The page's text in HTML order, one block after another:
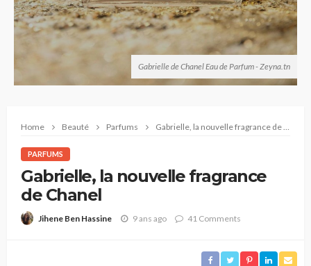
Gabrielle de Chanel Eau de Parfum - Zeyna.tn
Home Beauté Parfums Gabrielle, la nouvelle fragrance de Chanel
PARFUMS
Gabrielle, la nouvelle fragrance
de Chanel
Jihene Ben Hassine 9 ans ago 41 Comments